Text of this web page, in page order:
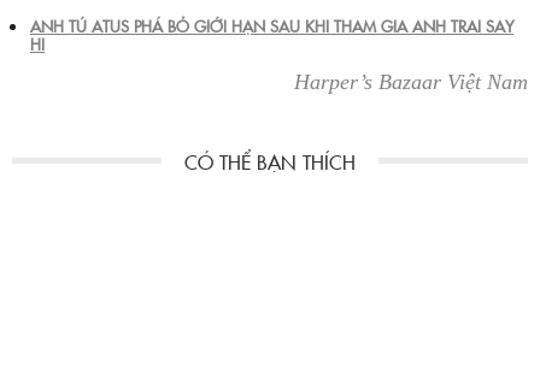
ANH TÚ ATUS PHÁ BỎ GIỚI HẠN SAU KHI THAM GIA ANH TRAI SAY
HI
Harper’s Bazaar Việt Nam